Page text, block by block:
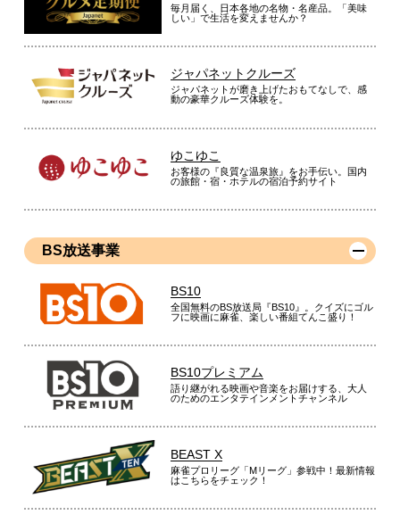
毎月届く、日本各地の名物・名産品。「美味
しい」で生活を変えませんか？
ジャパネットクルーズ
ジャパネットが磨き上げたおもてなしで、感
動の豪華クルーズ体験を。
ゆこゆこ
お客様の『良質な温泉旅』をお手伝い。国内
の旅館・宿・ホテルの宿泊予約サイト
BS放送事業
BS10
全国無料のBS放送局『BS10』。クイズにゴル
フに映画に麻雀、楽しい番組てんこ盛り！
BS10プレミアム
語り継がれる映画や音楽をお届けする、大人
のためのエンタテインメントチャンネル
BEAST X
麻雀プロリーグ「Mリーグ」参戦中！最新情報
はこちらをチェック！